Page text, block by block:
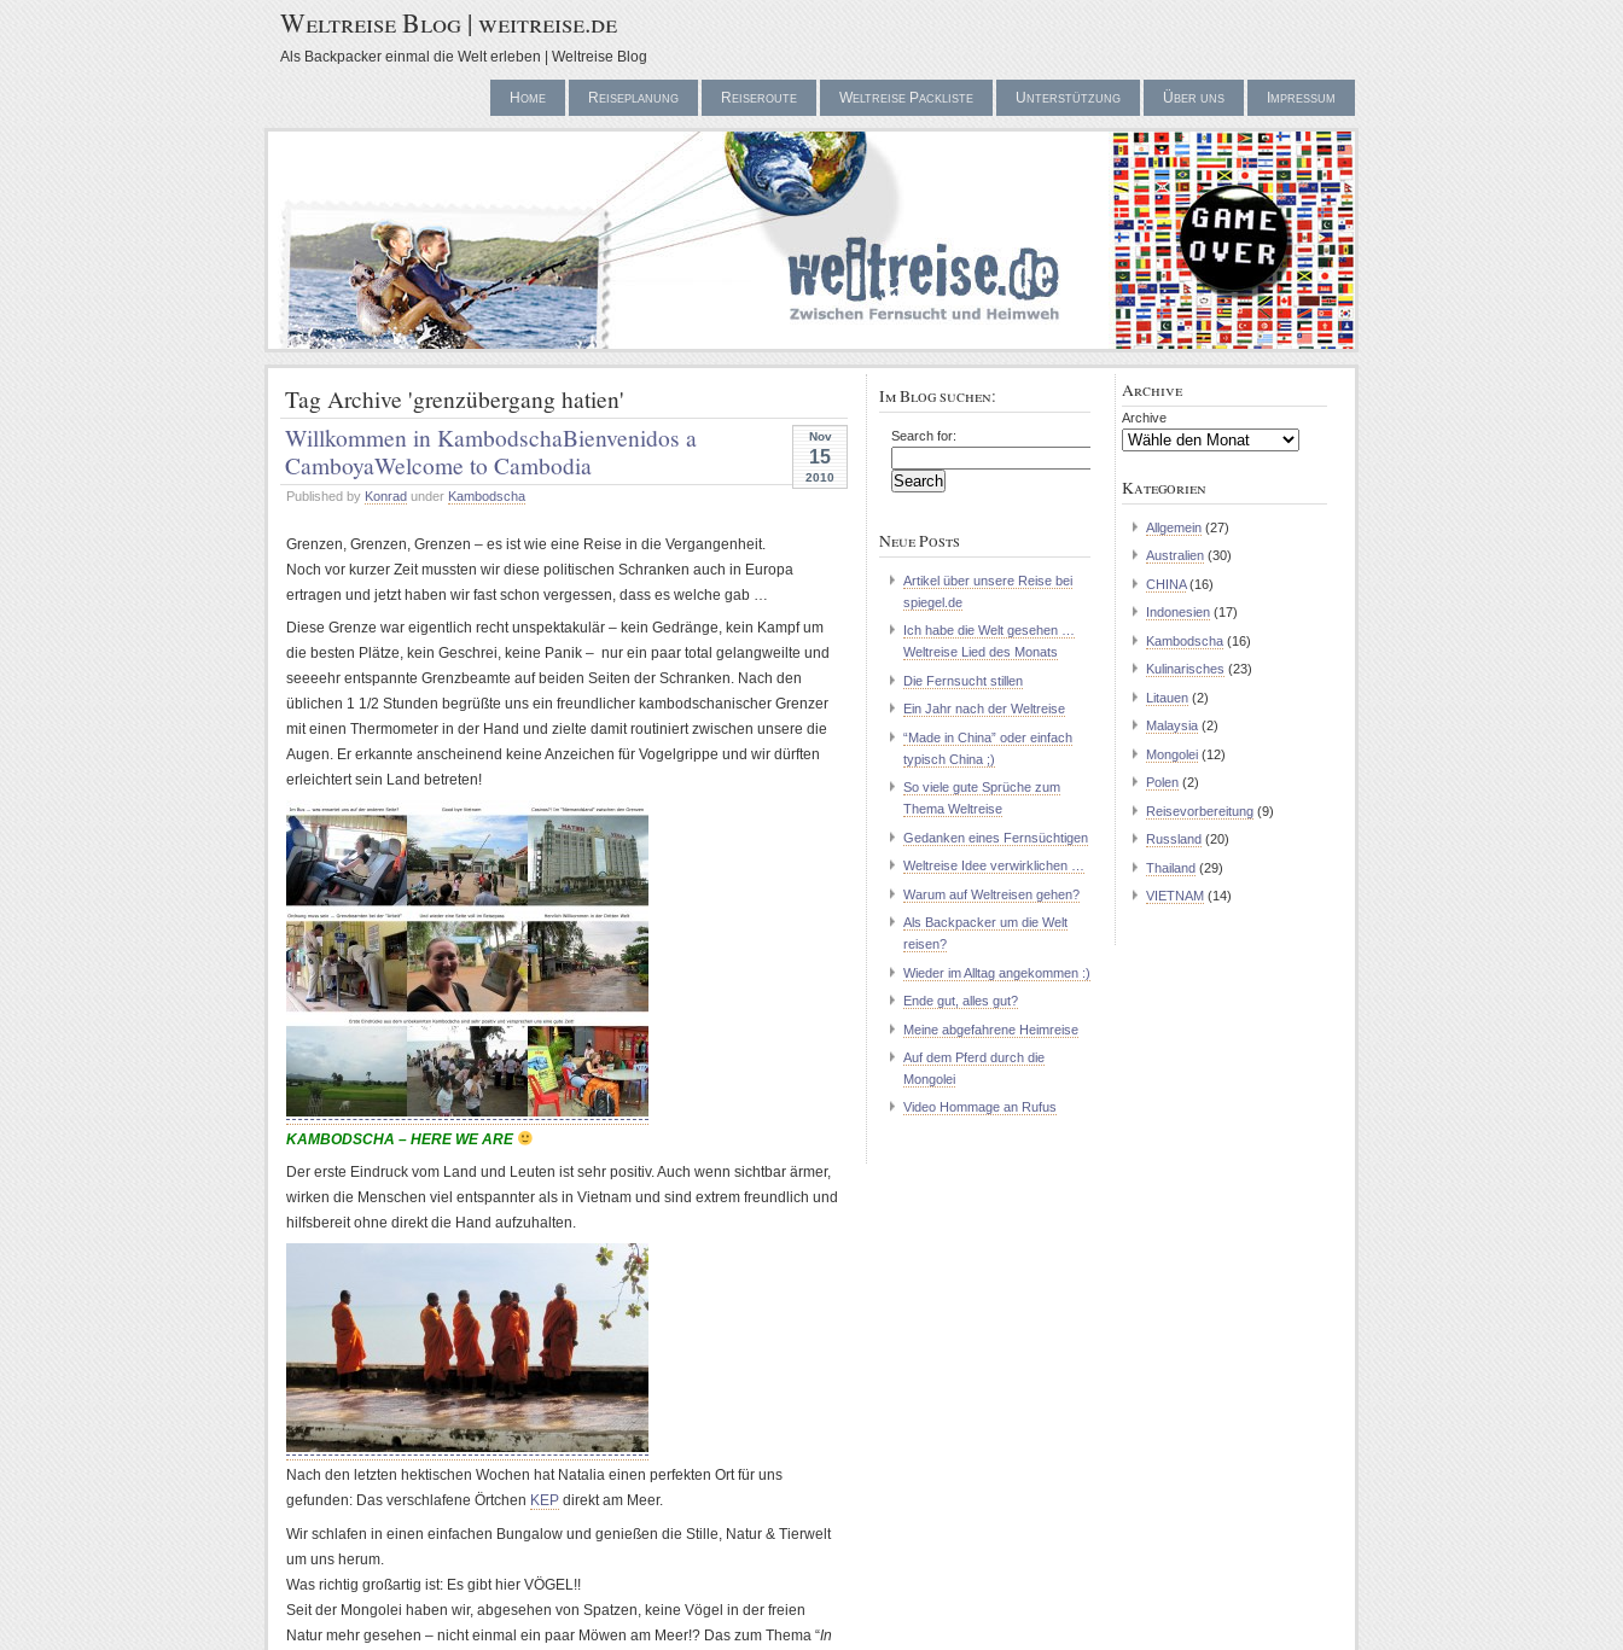
Weltreise Blog | weitreise.de
Als Backpacker einmal die Welt erleben | Weltreise Blog
Home Reiseplanung Reiseroute Weltreise Packliste Unterstützung Über uns Impressum
Tag Archive 'grenzübergang hatien'
Nov
15
2010
Willkommen in KambodschaBienvenidos a
CamboyaWelcome to Cambodia
Published by Konrad under Kambodscha
Grenzen, Grenzen, Grenzen – es ist wie eine Reise in die Vergangenheit.
Noch vor kurzer Zeit mussten wir diese politischen Schranken auch in Europa
ertragen und jetzt haben wir fast schon vergessen, dass es welche gab …
Diese Grenze war eigentlich recht unspektakulär – kein Gedränge, kein Kampf um
die besten Plätze, kein Geschrei, keine Panik – nur ein paar total gelangweilte und
seeeehr entspannte Grenzbeamte auf beiden Seiten der Schranken. Nach den
üblichen 1 1/2 Stunden begrüßte uns ein freundlicher kambodschanischer Grenzer
mit einen Thermometer in der Hand und zielte damit routiniert zwischen unsere die
Augen. Er erkannte anscheinend keine Anzeichen für Vogelgrippe und wir dürften
erleichtert sein Land betreten!
KAMBODSCHA – HERE WE ARE
Der erste Eindruck vom Land und Leuten ist sehr positiv. Auch wenn sichtbar ärmer,
wirken die Menschen viel entspannter als in Vietnam und sind extrem freundlich und
hilfsbereit ohne direkt die Hand aufzuhalten.
Nach den letzten hektischen Wochen hat Natalia einen perfekten Ort für uns
gefunden: Das verschlafene Örtchen KEP direkt am Meer.
Wir schlafen in einen einfachen Bungalow und genießen die Stille, Natur & Tierwelt
um uns herum.
Was richtig großartig ist: Es gibt hier VÖGEL!!
Seit der Mongolei haben wir, abgesehen von Spatzen, keine Vögel in der freien
Natur mehr gesehen – nicht einmal ein paar Möwen am Meer!? Das zum Thema “In
Im Blog suchen:
Search for:
Neue Posts
Artikel über unsere Reise bei
spiegel.de
Ich habe die Welt gesehen …
Weltreise Lied des Monats
Die Fernsucht stillen
Ein Jahr nach der Weltreise
“Made in China” oder einfach
typisch China ;)
So viele gute Sprüche zum
Thema Weltreise
Gedanken eines Fernsüchtigen
Weltreise Idee verwirklichen …
Warum auf Weltreisen gehen?
Als Backpacker um die Welt
reisen?
Wieder im Alltag angekommen :)
Ende gut, alles gut?
Meine abgefahrene Heimreise
Auf dem Pferd durch die
Mongolei
Video Hommage an Rufus
Archive
Archive
Kategorien
Allgemein (27)
Australien (30)
CHINA(16)
Indonesien (17)
Kambodscha (16)
Kulinarisches (23)
Litauen (2)
Malaysia (2)
Mongolei (12)
Polen (2)
Reisevorbereitung (9)
Russland (20)
Thailand (29)
VIETNAM (14)